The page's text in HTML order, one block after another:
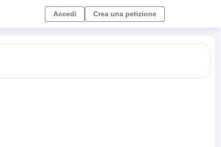
Accedi Crea una petizione